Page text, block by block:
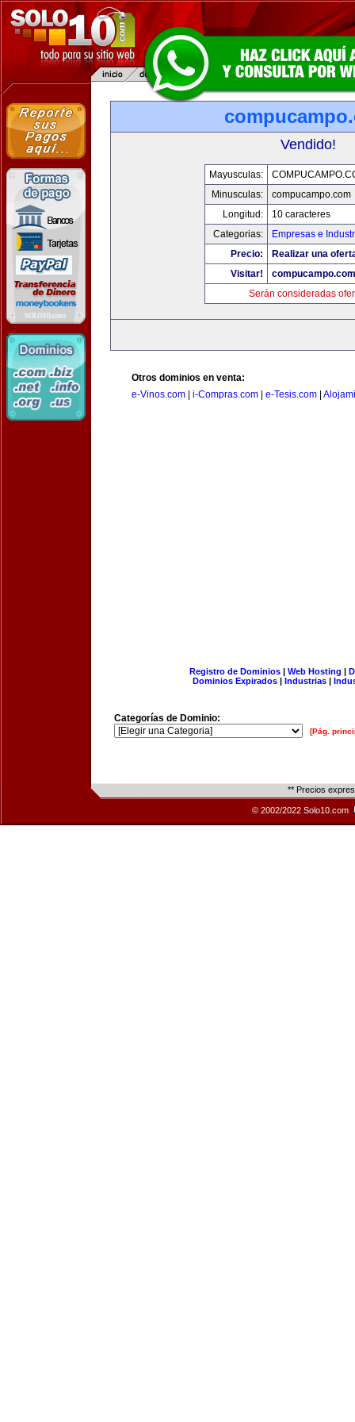
Vendido!
Mayusculas:
Minusculas:
compucampo.com
Longitud:
10 caracteres
Categorias:
Empresas e
Precio:
Realizar una
Visitar!
compucampo.com
Serán consideradas
Otros dominios en venta:
e-Vinos.com
i-Compras.com e-Tesis.com
Registro de Dominios| Web Hosting |
Dominios Expirados | Industrias |
Categorías de Dominio:
[Pág.
** Precios
© 2002/2022 Solo10.com